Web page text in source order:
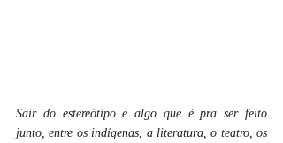
Sair do estereótipo é algo que é pra ser feito
junto, entre os indígenas, a literatura, o teatro, os